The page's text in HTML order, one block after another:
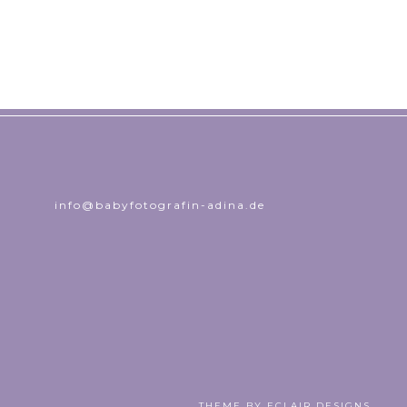
info@babyfotografin-adina.de